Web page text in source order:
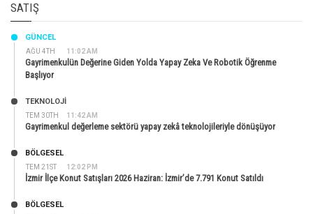
SATIŞ
AĞU 4TH 11:02 AM
GÜNCEL
Gayrimenkulün Değerine Giden Yolda Yapay Zeka Ve Robotik Öğrenme
Başlıyor
TEM 30TH 11:42 AM
TEKNOLOJİ
Gayrimenkul değerleme sektörü yapay zekâ teknolojileriyle dönüşüyor
TEM 21ST 12:02 PM
BÖLGESEL
İzmir İlçe Konut Satışları 2026 Haziran: İzmir’de 7.791 Konut Satıldı
BÖLGESEL